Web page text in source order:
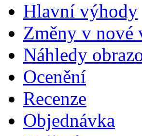
Hlavní výhody
Změny v nové
Náhledy
Ocenění
Recenze
Objednávka